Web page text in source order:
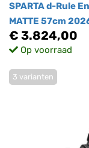
SPARTA d-Rule
MATTE 57cm
€ 3.824,00
Op voorraad
3 varianten